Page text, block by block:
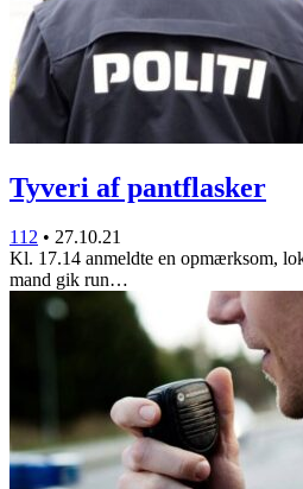
Tyveri af pantflasker
112 • 27.10.21
Kl. 17.14 anmeldte en opmærksom,
mand gik run…